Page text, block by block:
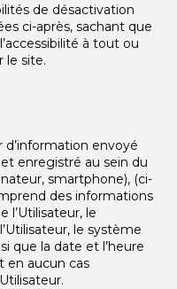
de désactivation
ci-après, sachant que
à tout ou
le site.
d’information envoyé
enregistré au sein du
smartphone), (ci-
des informations
l’Utilisateur, le
le système
que la date et l’heure
en aucun cas